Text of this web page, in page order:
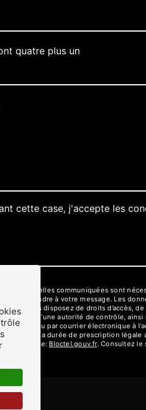
quatre plus un
cette case, j'accepte les
personnelles communiquées sont
de répondre à votre message. Les
Vous disposez de droits d’accès,
auprès d’une autorité de contrôle,
sur-Mer ou par courrier électronique à
pendant la durée de prescription
adresse:
Bloctel.gouv.fr. Consultez le